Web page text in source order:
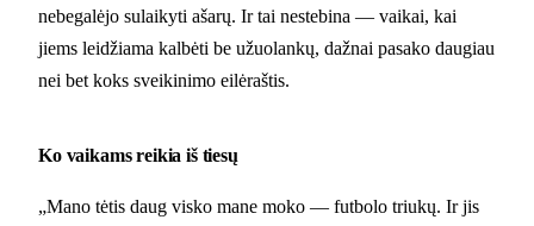
nebegalėjo sulaikyti ašarų. Ir tai nestebina — vaikai, kai
jiems leidžiama kalbėti be užuolankų, dažnai pasako daugiau
nei bet koks sveikinimo eilėraštis.
Ko vaikams reikia iš tiesų
„Mano tėtis daug visko mane moko — futbolo triukų. Ir jis